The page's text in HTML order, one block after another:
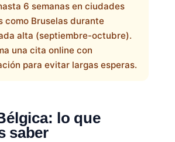
6 semanas en ciudades
como Bruselas durante
alta (septiembre-octubre).
una cita online con
para evitar largas esperas.
lo que
saber